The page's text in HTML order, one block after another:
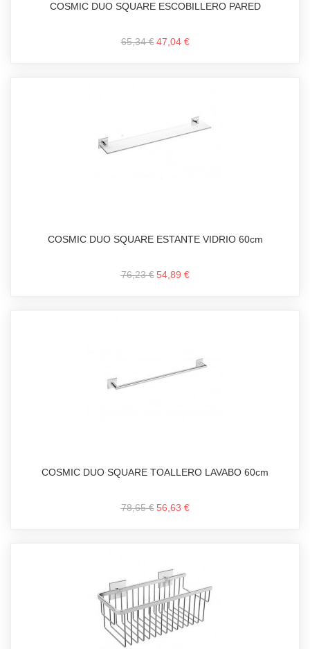
COSMIC DUO SQUARE ESCOBILLERO PARED
65,34 € 47,04 €
COSMIC DUO SQUARE ESTANTE VIDRIO 60cm
76,23 € 54,89 €
COSMIC DUO SQUARE TOALLERO LAVABO 60cm
78,65 € 56,63 €